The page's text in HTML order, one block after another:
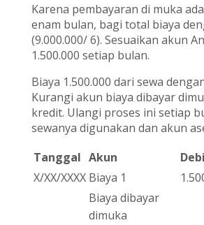
Karena pembayaran di muka
enam bulan, bagi total biaya
(9.000.000/ 6). Sesuaikan akun
1.500.000 setiap bulan.
Biaya 1.500.000 dari sewa
Kurangi akun biaya dibayar
kredit. Ulangi proses ini setiap
sewanya digunakan dan akun
Tanggal Akun
X/XX/XXXX Biaya 1
Biaya dibayar
dimuka